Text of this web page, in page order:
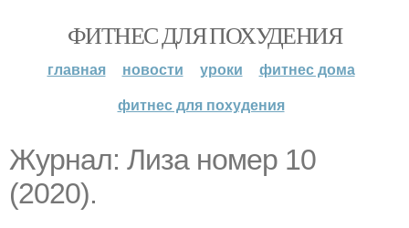
ФИТНЕС ДЛЯ ПОХУДЕНИЯ
главная новости уроки
фитнес дома
фитнес для похудения
Журнал: Лиза номер 10
(2020).